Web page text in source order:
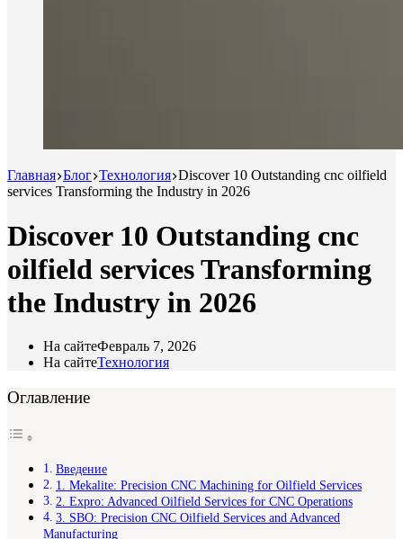
Главная Блог Технология Discover 10 Outstanding cnc oilfield
services Transforming the Industry in 2026
Discover 10 Outstanding cnc
oilfield services Transforming
the Industry in 2026
На сайтеФевраль 7, 2026
На сайтеТехнология
Оглавление
Введение
1. Mekalite: Precision CNC Machining for Oilfield Services
2. Expro: Advanced Oilfield Services for CNC Operations
3. SBO: Precision CNC Oilfield Services and Advanced
Manufacturing